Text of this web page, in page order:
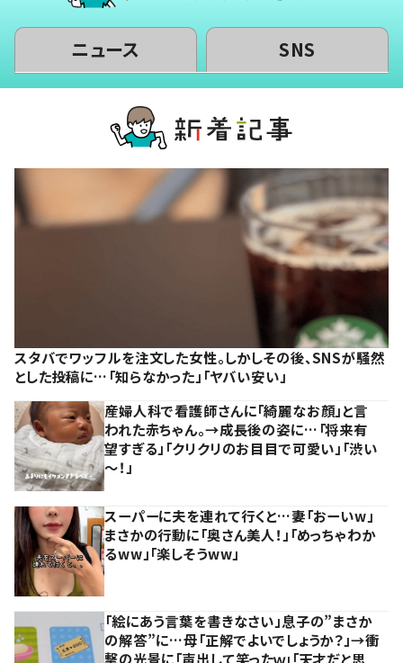
ニュース SNS
スタバでワッフルを注文した女性。しかしその後、SNSが騒然
とした投稿に…「知らなかった」「ヤバい安い」
産婦人科で看護師さんに「綺麗なお顔」と言
われた赤ちゃん。→成長後の姿に…「将来有
望すぎる」「クリクリのお目目で可愛い」「渋い
～！」
スーパーに夫を連れて行くと…妻「おーいw」
まさかの行動に「奥さん美人！」「めっちゃわか
るww」「楽しそうww」
「絵にあう言葉を書きなさい」息子の”まさか
の解答”に…母「正解でよいでしょうか？」→衝
撃の光景に「声出して笑ったｗ」「天才だと思